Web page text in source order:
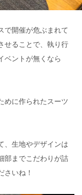
で開催が危ぶまれて
せることで、執り行
ベントが無くなら
めに作られたスーツ
、生地やデザインは
部までこだわりが詰
さいね！